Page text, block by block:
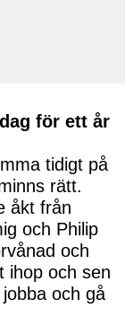
för ett år
tidigt på
rätt.
åkt från
och Philip
och
ihop och sen
och gå